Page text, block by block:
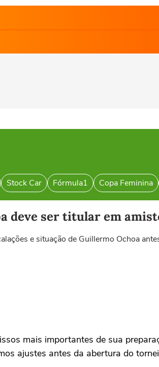
Stock Car Fórmula1 Copa Feminina
deve ser titular em
e situação de Guillermo Ochoa
mais importantes de sua
ajustes antes da abertura do